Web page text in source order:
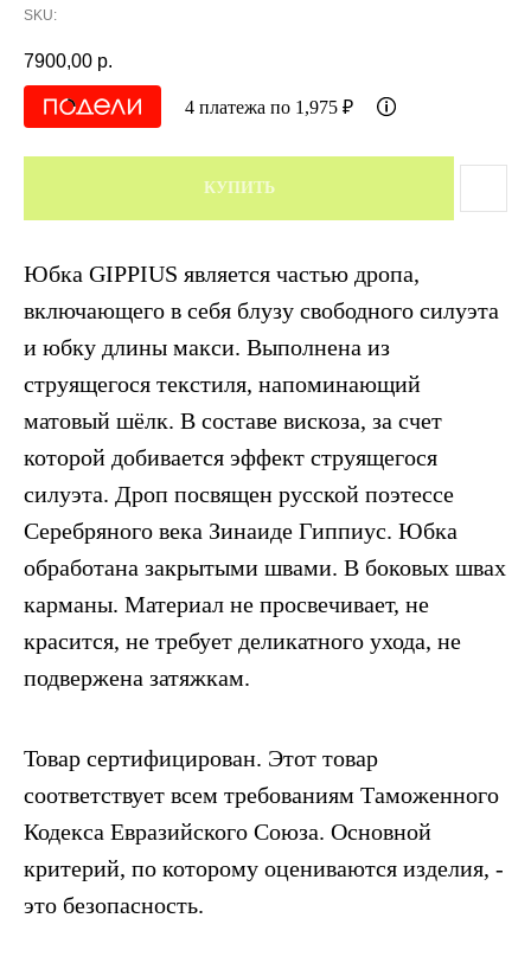
SKU:
7900,00 р.
4 платежа по 1,975 ₽
КУПИТЬ
Юбка GIPPIUS является частью дропа,
включающего в себя блузу свободного силуэта
и юбку длины макси. Выполнена из
струящегося текстиля, напоминающий
матовый шёлк. В составе вискоза, за счет
которой добивается эффект струящегося
силуэта. Дроп посвящен русской поэтессе
Серебряного века Зинаиде Гиппиус. Юбка
обработана закрытыми швами. В боковых швах
карманы. Материал не просвечивает, не
красится, не требует деликатного ухода, не
подвержена затяжкам.
Товар сертифицирован. Этот товар
соответствует всем требованиям Таможенного
Кодекса Евразийского Союза. Основной
критерий, по которому оцениваются изделия, -
это безопасность.